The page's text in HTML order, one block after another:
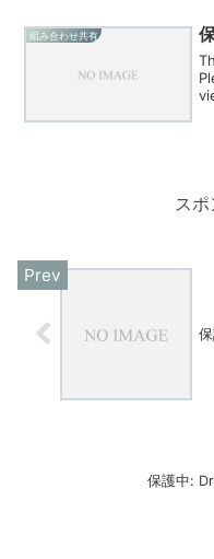
組み合わせ共有
ス
保護中: